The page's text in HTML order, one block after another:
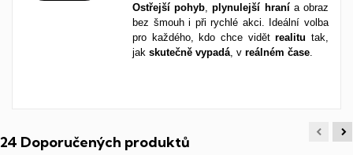
Ostřejší pohyb ,plynulejší hranía obraz
bez šmouh i při rychlé akci. Ideální volba
pro každého, kdo chce vidětrealitu tak,
jak skutečně vypadá , v reálném čase
24 Doporučených produktů